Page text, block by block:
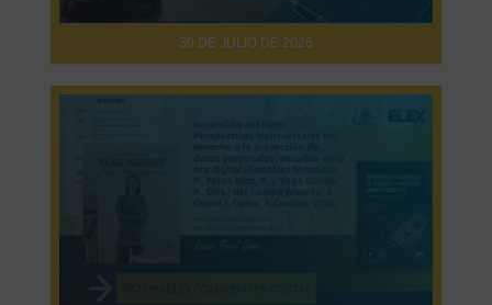
30 DE JULIO DE 2026